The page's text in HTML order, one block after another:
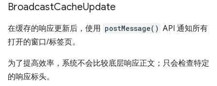
BroadcastCacheUpdate
在缓存的响应更新后，使用 postMessage() API 通知所有
打开的窗口/标签页。
为了提高效率，系统不会比较底层响应正文；只会检查特定
的响应标头。